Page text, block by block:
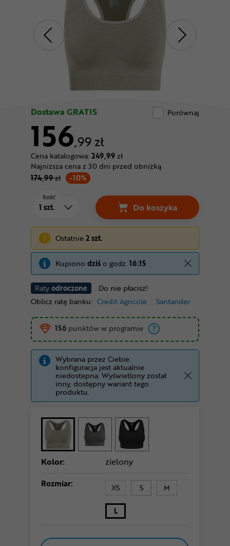
Nowości
Superoferta
Dostawa GRATIS Porównaj
156,99 zł
Cena katalogowa: 249,99zł
-10%
Najniższa cena z 30 dni przed obniżką
174,99zł
Ratyodroczone
Do nie płacisz!
Oblicz ratę banku: Credit Agricole Santander
Ilość
Do koszyka
Ostatnie2 szt.
Kupiono dziśo godz. 16:15
156 punktów w programie
Wybrana przez Ciebie
konfiguracja jest aktualnie
niedostepna. Wyświetlony został
inny, dostępny wariant tego
produktu.
Kolor: zielony
Rozmiar: XS S M
L